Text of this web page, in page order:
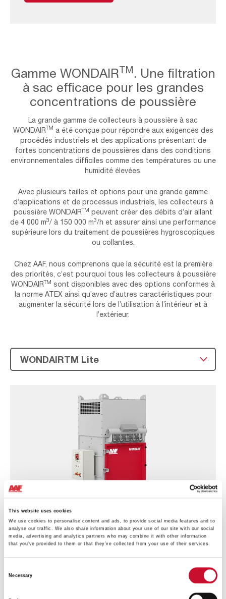
This website uses cookies
We use cookies to personalise content and ads, to provide social media features and to
analyse our traffic. We also share information about your use of our site with our social
media, advertising and analytics partners who may combine it with other information
that you’ve provided to them or that they’ve collected from your use of their services.
Necessary
Gamme WONDAIRTM. Une filtration
à sac efficace pour les grandes
concentrations de poussière
La grande gamme de collecteurs à poussière à sac
WONDAIRTM a été conçue pour répondre aux exigences des
procédés industriels et des applications présentant de
fortes concentrations de poussières dans des conditions
environnementales difficiles comme des températures ou une
humidité élevées.
Avec plusieurs tailles et options pour une grande gamme
d’applications et de processus industriels, les collecteurs à
poussière WONDAIRTM peuvent créer des débits d’air allant
de 4 000 m3/ à 150 000 m3/h et assurer ainsi une performance
supérieure lors du traitement de poussières hygroscopiques
ou collantes.
Chez AAF, nous comprenons que la sécurité est la première
des priorités, c’est pourquoi tous les collecteurs à poussière
WONDAIRTM sont disponibles avec des options conformes à
la norme ATEX ainsi qu’avec d’autres caractéristiques pour
augmenter la sécurité lors de l’utilisation à l’intérieur et à
l’extérieur.
1_WONDAIR-
WONDAIR